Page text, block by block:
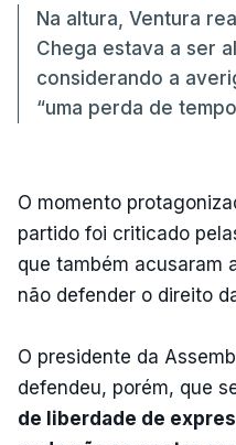
Na altura, Ventura
Chega estava a ser
considerando a
“uma perda de
O momento
partido foi criticado
que também acusaram
não defender o direito
O presidente da
defendeu, porém, que
de liberdade de